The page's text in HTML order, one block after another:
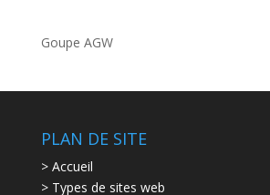
Goupe AGW
PLAN DE SITE
> Accueil
> Types de sites web